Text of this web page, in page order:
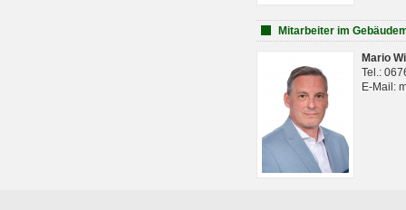
Mitarbeiter im
Mario
Tel.:
E-Mail: